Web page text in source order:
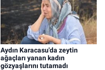
Aydın Karacasu'da zeytin
ağaçları yanan kadın
gözyaşlarını tutamadı